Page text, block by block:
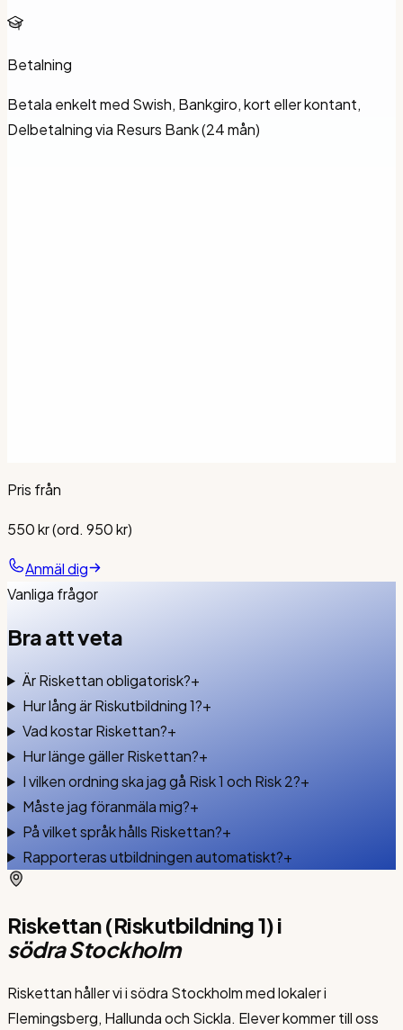
Betalning
Betala enkelt med Swish, Bankgiro, kort eller kontant,
Delbetalning via Resurs Bank (24 mån)
Pris från
550 kr (ord. 950 kr)
Anmäl dig
Vanliga frågor
Bra attveta
Är Riskettan obligatorisk?+
Hur lång är Riskutbildning 1?+
Vad kostar Riskettan?+
Hur länge gäller Riskettan?+
I vilken ordning ska jag gå Risk 1 och Risk 2?+
Måste jag föranmäla mig?+
På vilket språk hålls Riskettan?+
Rapporteras utbildningen automatiskt?+
Riskettan (Riskutbildning 1)i
södra Stockholm
Riskettan håller vi i södra Stockholm med lokaler i
Flemingsberg, Hallunda och Sickla. Elever kommer till oss